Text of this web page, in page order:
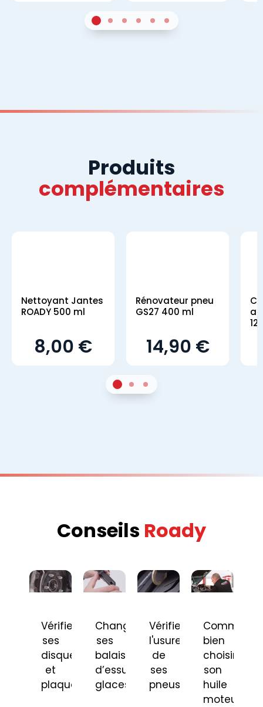
Sur 42Sur 43Sur 44Sur 45Sur 46Sur 4
Produits
complémentaires
Nettoyant Jantes
ROADY 500 ml
8,00 €
Rénovateur pneu
GS27 400 ml
14,90 €
Sur 22Sur 23Sur 2
Conseils Roady
Vérifier
ses
disques
et
plaquettes
Changer
ses
balais
d’essuie-
glaces
Vérifier
l'usure
de
ses
pneus
Comment
bien
choisir
son
huile
moteur